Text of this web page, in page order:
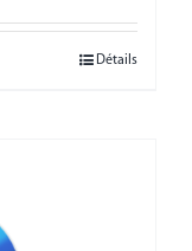
Détails